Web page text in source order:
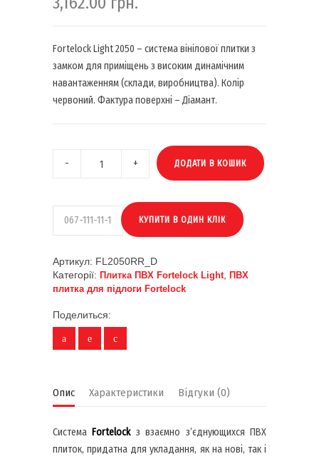
Fortelock Light 2050 – система вінілової плитки з
замком для приміщень з високим динамічним
навантаженням (склади, виробництва). Колір
червоний. Фактура поверхні – Діамант.
ДОДАТИ В КОШИК
Артикул: FL2050RR_D
Категорії: Плитка ПВХ Fortelock Light
ПВХ
плитка для підлоги Fortelock
Поделиться:
Опис Характеристики Відгуки (0)
СистемаFortelock з взаємно з’єднующихся ПВХ
плиток, придатна для укладання, як на нові, так і